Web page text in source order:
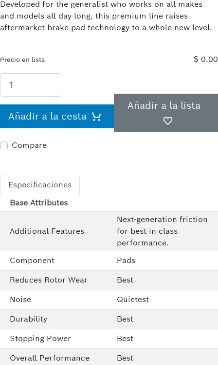
Developed for the generalist who works on all makes
and models all day long, this premium line raises
aftermarket brake pad technology to a whole new level.
Precio en lista $ 0.00
Añadir a la cesta
Añadir a la lista
Compare
Especificaciones
Base Attributes
Additional Features
Next-generation friction
for best-in-class
performance.
Component
Pads
Reduces Rotor Wear
Best
Noise
Quietest
Durability
Best
Stopping Power
Best
Overall Performance
Best